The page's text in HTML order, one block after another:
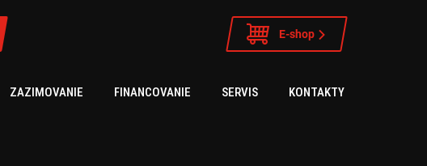
E-shop
ZAZIMOVANIE FINANCOVANIE SERVIS KONTAKTY